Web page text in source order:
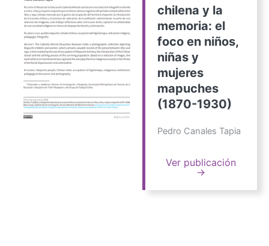
chilena y la
memoria: el
foco en niños,
niñas y
mujeres
mapuches
(1870-1930)
Pedro Canales Tapia
Ver publicación
→